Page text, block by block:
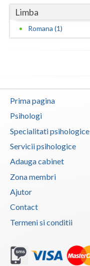
Teleorman
Vrancea
Limba
Romana (1)
Prima pagina
Psihologi
Specialitati psihologice
Servicii psihologice
Adauga cabinet
Zona membri
Ajutor
Contact
Termeni si conditii